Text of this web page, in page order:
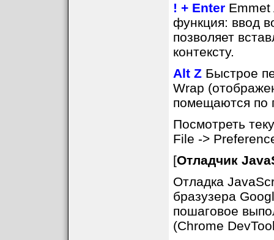
! + Enter Emmet
функция: ввод
позволяет
контексту.
Alt Z Быстрое
Wrap
помещаются по
Посмотреть
File ->
[Отладчик
Отладка
бразузера
пошаговое
(Chrome